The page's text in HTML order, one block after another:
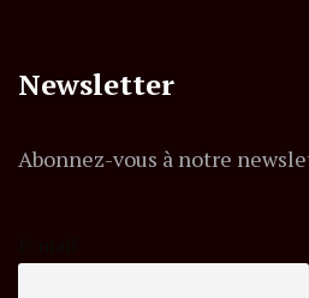
Newsletter
Abonnez-vous à notre